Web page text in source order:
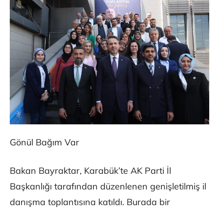
Gönül Bağım Var
Bakan Bayraktar, Karabük’te AK Parti İl
Başkanlığı tarafından düzenlenen genişletilmiş il
danışma toplantısına katıldı. Burada bir